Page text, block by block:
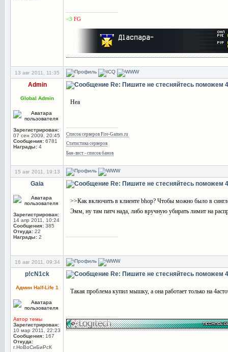
<3 FG
13 авг 2011, 11:35
Admin
Global Admin
Зарегистрирован:
07 сен 2009, 20:45
Сообщения: 6781
Награды: 4
Re: Пишите не стесняйтесь
Неа
Список серверов Fire-Games.ru
Статистика серверов
Бан-лист - список банов
15 авг 2011, 19:13
Gaia
Зарегистрирован:
14 апр 2011, 10:24
Сообщения: 385
Откуда: 22
Награды: 2
Re: Пишите не стесняйтесь
>>Как включить в клиенте bhop? Чтобы можно было в
Эмм, ну там патч нада, либо вручную убирать лимит на
16 авг 2011, 09:34
p!cN1ck
Админ Half-Life 1
Автор темы
Зарегистрирован:
10 мар 2011, 22:23
Сообщения: 167
Откуда:
г.НоВоСиБиРсК
Re: Пишите не стесняйтесь
Такая проблема купил мышку, а она работает только на